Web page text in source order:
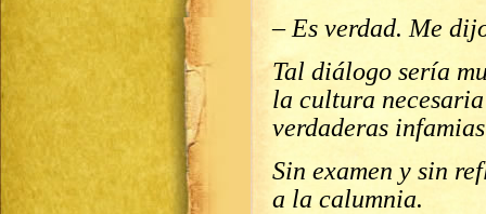
–Es verdad. Me
Tal diálogo sería
la cultura
verdaderas
Sin examen y sin
a la calumnia.